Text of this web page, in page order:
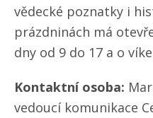
vědecké poznatky i
prázdninách má
dny od 9 do 17 a o
Kontaktní osoba:
vedoucí komunikace